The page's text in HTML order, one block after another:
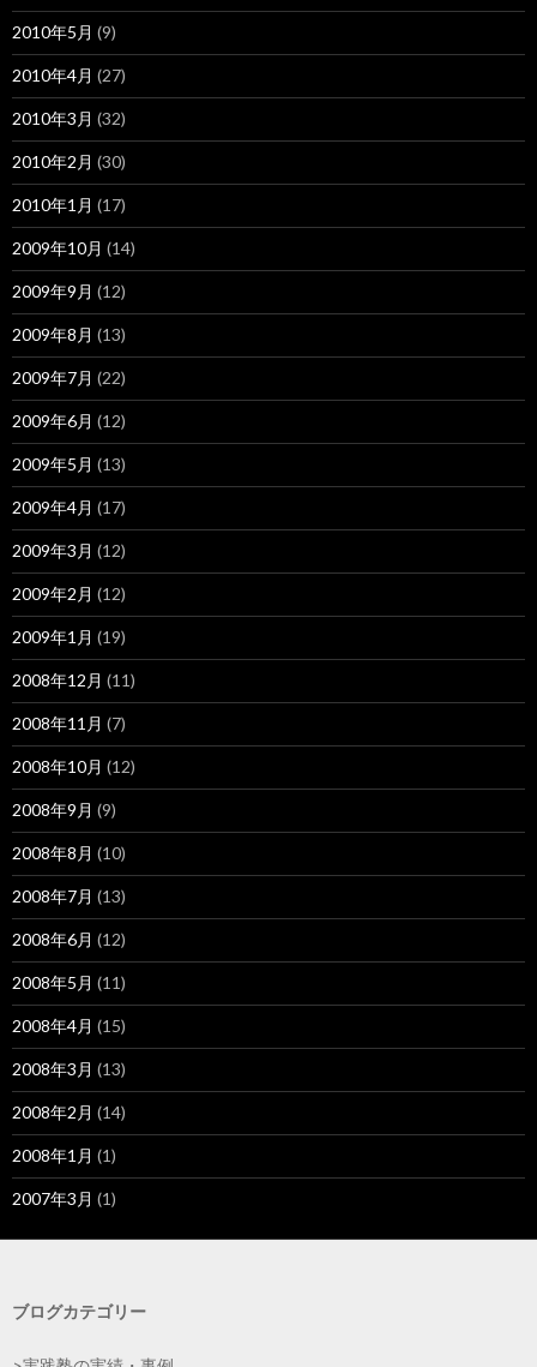
2010年5月 (9)
2010年4月 (27)
2010年3月 (32)
2010年2月 (30)
2010年1月 (17)
2009年10月 (14)
2009年9月 (12)
2009年8月 (13)
2009年7月 (22)
2009年6月 (12)
2009年5月 (13)
2009年4月 (17)
2009年3月 (12)
2009年2月 (12)
2009年1月 (19)
2008年12月 (11)
2008年11月 (7)
2008年10月 (12)
2008年9月 (9)
2008年8月 (10)
2008年7月 (13)
2008年6月 (12)
2008年5月 (11)
2008年4月 (15)
2008年3月 (13)
2008年2月 (14)
2008年1月 (1)
2007年3月 (1)
ブログカテゴリー